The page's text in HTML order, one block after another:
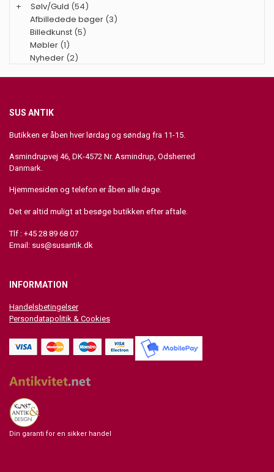
+
Sølv/Guld (54)
Afbilledede bøger (3)
Billedkunst (5)
Møbler (1)
Nyheder (2)
SUS ANTIK
Butikken er åben hver lørdag og søndag fra 11-15.
Asmindrupvej 46, DK-4572 Nr. Asmindrup, Odsherred
Danmark.
Hjemmesiden og telefon er åben alle dage.
Det er altid muligt at besøge butikken efter aftale.
Tlf : +45 28 89 68 07
Email: sus@susantik.dk
INFORMATION
Handelsbetingelser
Persondatapolitik & Cookies
Din garanti for en sikker handel